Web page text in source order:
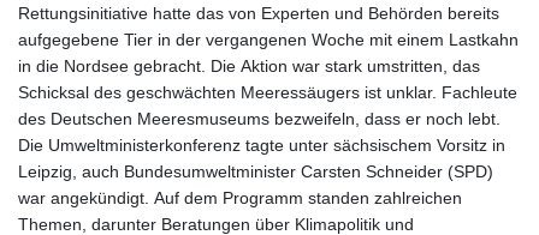
Rettungsinitiative hatte das von Experten und Behörden bereits
aufgegebene Tier in der vergangenen Woche mit einem Lastkahn
in die Nordsee gebracht. Die Aktion war stark umstritten, das
Schicksal des geschwächten Meeressäugers ist unklar. Fachleute
des Deutschen Meeresmuseums bezweifeln, dass er noch lebt.
Die Umweltministerkonferenz tagte unter sächsischem Vorsitz in
Leipzig, auch Bundesumweltminister Carsten Schneider (SPD)
war angekündigt. Auf dem Programm standen zahlreichen
Themen, darunter Beratungen über Klimapolitik und